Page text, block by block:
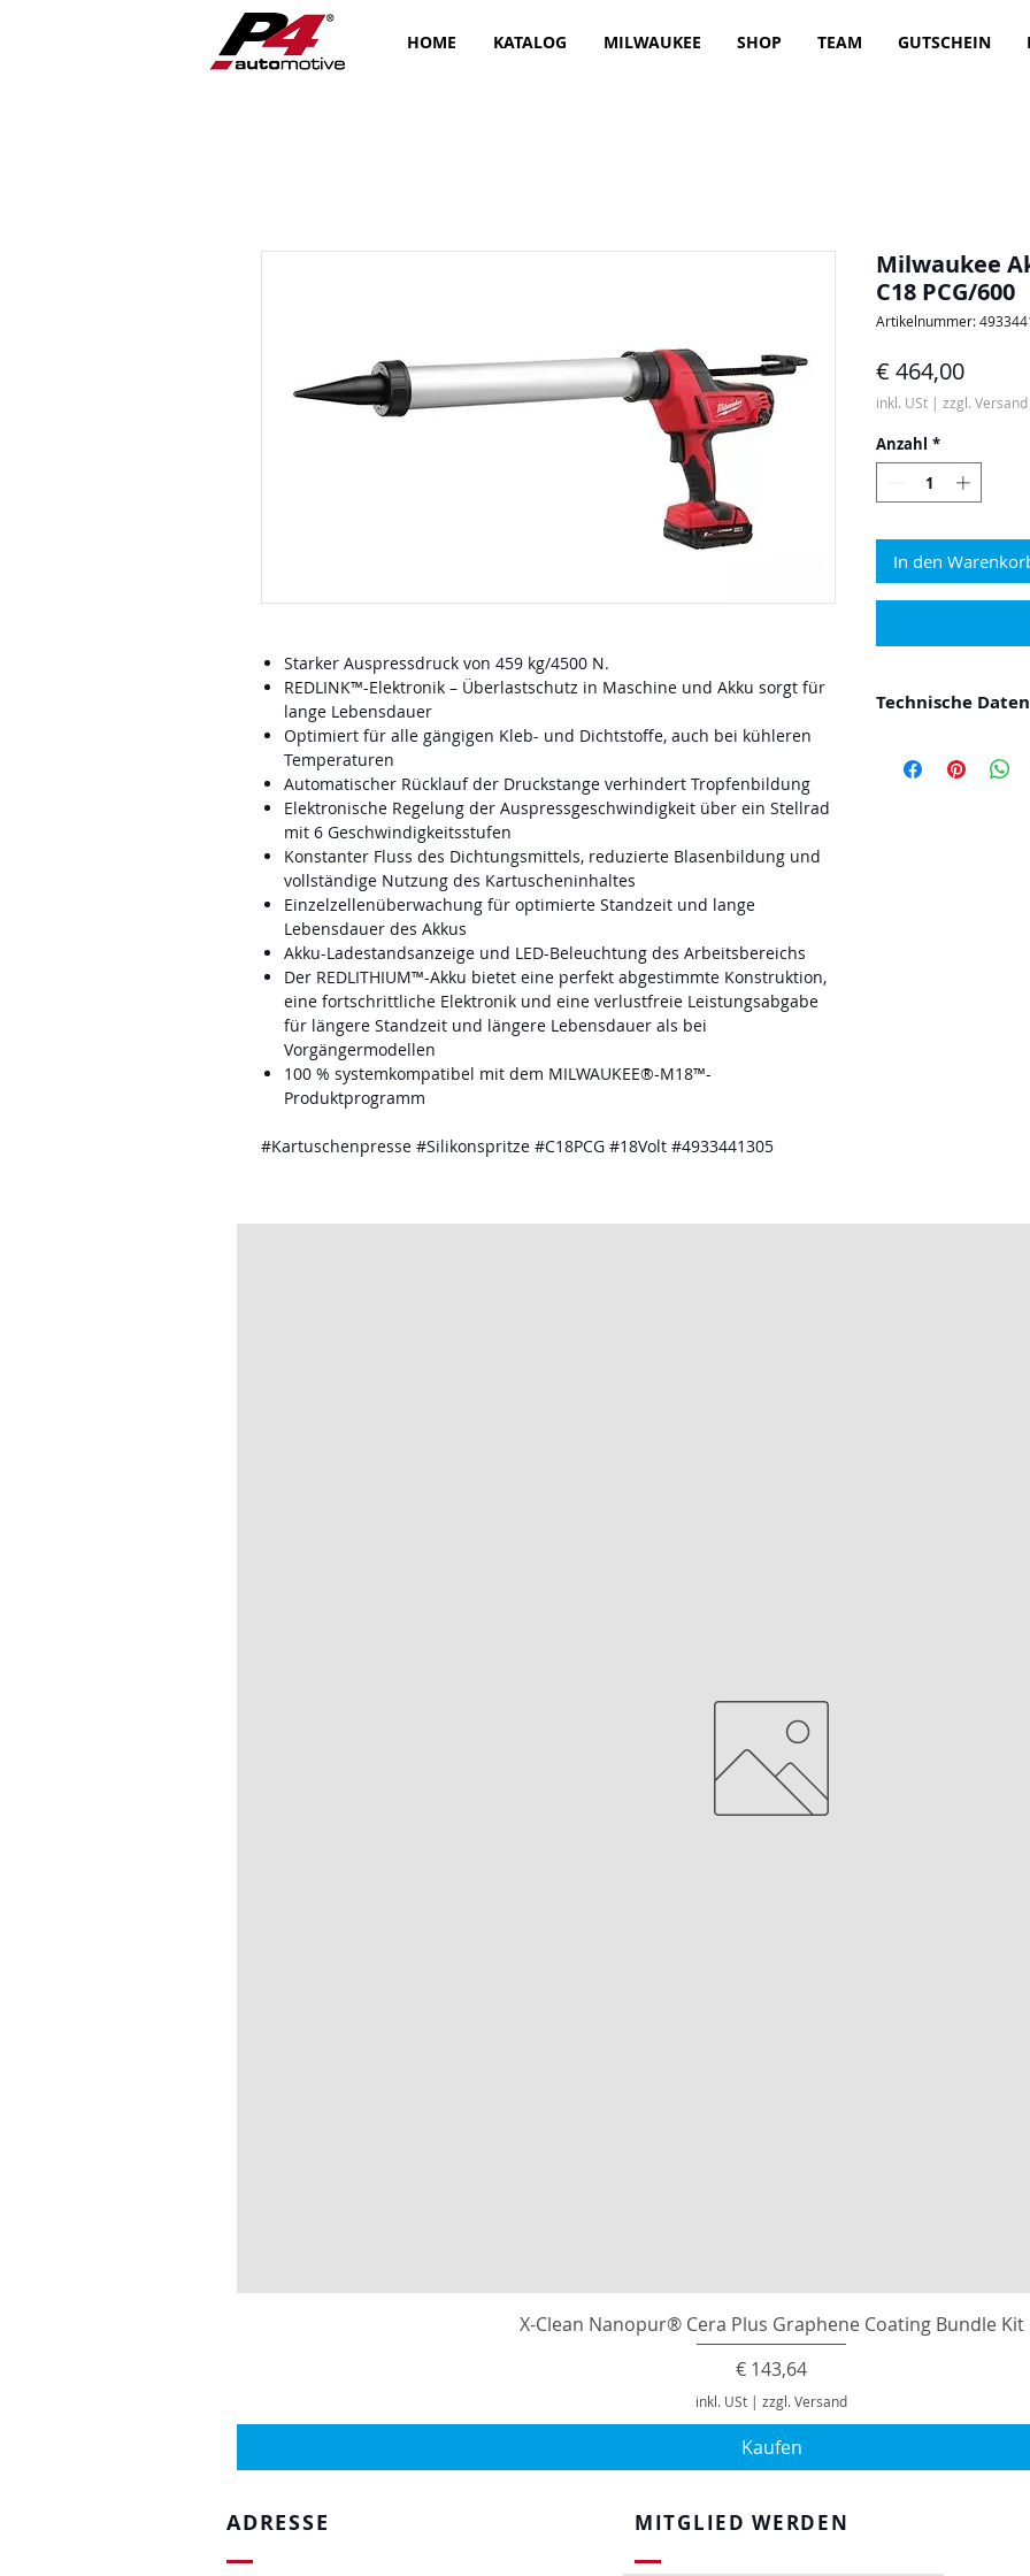
HOME KATALOG MILWAUKEE SHOP TEAM GUTSCHEIN
Starker Auspressdruck von 459 kg/4500 N.
REDLINK™-Elektronik – Überlastschutz in Maschine und Akku sorgt für
lange Lebensdauer
Optimiert für alle gängigen Kleb- und Dichtstoffe, auch bei kühleren
Temperaturen
Automatischer Rücklauf der Druckstange verhindert Tropfenbildung
Elektronische Regelung der Auspressgeschwindigkeit über ein Stellrad
mit 6 Geschwindigkeitsstufen
Konstanter Fluss des Dichtungsmittels, reduzierte Blasenbildung und
vollständige Nutzung des Kartuscheninhaltes
Einzelzellenüberwachung für optimierte Standzeit und lange
Lebensdauer des Akkus
Akku-Ladestandsanzeige und LED-Beleuchtung des Arbeitsbereichs
Der REDLITHIUM™-Akku bietet eine perfekt abgestimmte Konstruktion,
eine fortschrittliche Elektronik und eine verlustfreie Leistungsabgabe
für längere Standzeit und längere Lebensdauer als bei
Vorgängermodellen
100 % systemkompatibel mit dem MILWAUKEE®-M18™-
Produktprogramm
#Kartuschenpresse #Silikonspritze #C18PCG #18Volt #4933441305
Milwaukee
C18 PCG/600
Artikelnummer:
€ 464,00Preis
inkl. USt | zzgl. Versand
Anzahl *
In den
Technische Daten
X-Clean Nanopur® Cera Plus Graphene Coating Bundle Kit
Preis
€ 143,64
inkl. USt | zzgl. Versand
Kaufen
ADRESSE MITGLIED WERDEN